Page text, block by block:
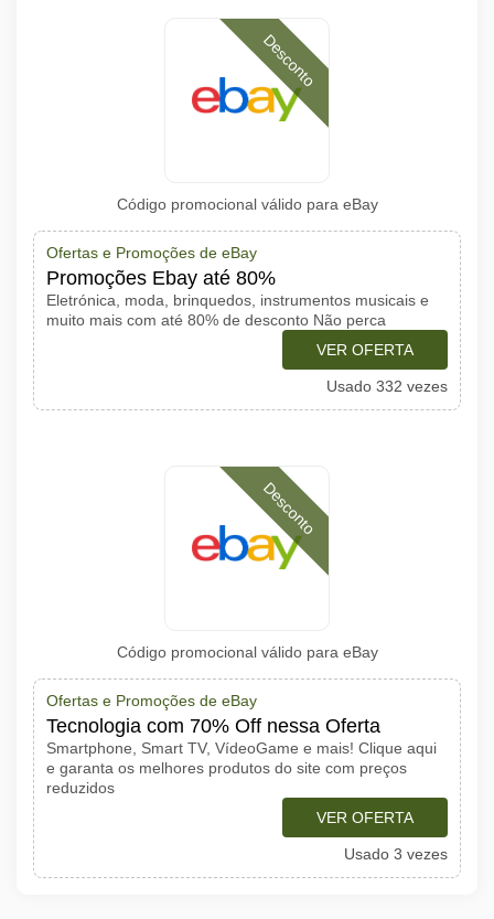
Desconto
Código promocional válido para eBay
Ofertas e Promoções de eBay
Promoções Ebay até 80%
Eletrónica, moda, brinquedos, instrumentos musicais e
muito mais com até 80% de desconto Não perca
VER OFERTA
Usado 332 vezes
Desconto
Código promocional válido para eBay
Ofertas e Promoções de eBay
Tecnologia com 70% Off nessa Oferta
Smartphone, Smart TV, VídeoGame e mais! Clique aqui
e garanta os melhores produtos do site com preços
reduzidos
VER OFERTA
Usado 3 vezes